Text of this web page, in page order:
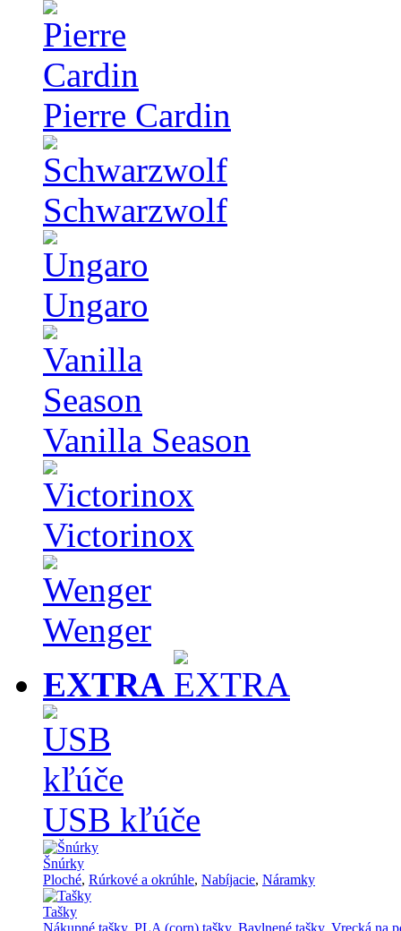
Pierre Cardin
Schwarzwolf
Ungaro
Vanilla Season
Victorinox
Wenger
EXTRA
USB kľúče
Šnúrky
Ploché, Rúrkové a okrúhle, Nabíjacie, Náramky
Tašky
Nákupné tašky, PLA (corn) tašky, Bavlnené tašky, Vrecká na